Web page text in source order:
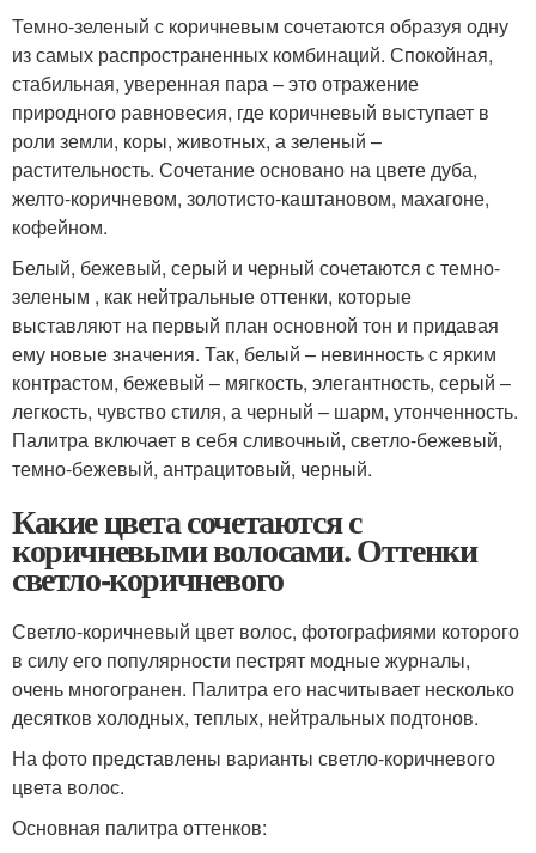
Темно-зеленый с коричневым сочетаются образуя одну
из самых распространенных комбинаций. Спокойная,
стабильная, уверенная пара – это отражение
природного равновесия, где коричневый выступает в
роли земли, коры, животных, а зеленый –
растительность. Сочетание основано на цвете дуба,
желто-коричневом, золотисто-каштановом, махагоне,
кофейном.
Белый, бежевый, серый и черный сочетаются с темно-
зеленым , как нейтральные оттенки, которые
выставляют на первый план основной тон и придавая
ему новые значения. Так, белый – невинность с ярким
контрастом, бежевый – мягкость, элегантность, серый –
легкость, чувство стиля, а черный – шарм, утонченность.
Палитра включает в себя сливочный, светло-бежевый,
темно-бежевый, антрацитовый, черный.
Какие цвета сочетаются с
коричневыми волосами. Оттенки
светло-коричневого
Светло-коричневый цвет волос, фотографиями которого
в силу его популярности пестрят модные журналы,
очень многогранен. Палитра его насчитывает несколько
десятков холодных, теплых, нейтральных подтонов.
На фото представлены варианты светло-коричневого
цвета волос.
Основная палитра оттенков: